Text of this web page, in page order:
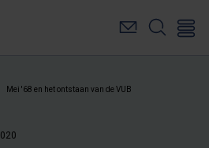
Mei '68 en het ontstaan van de VUB